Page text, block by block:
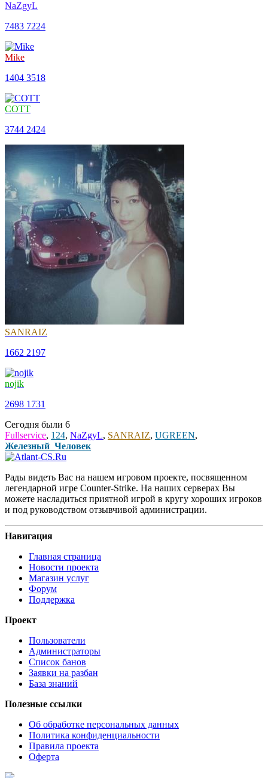
NaZgyL
7483 7224
Mike
1404 3518
COTT
3744 2424
SANRAIZ
1662 2197
nojik
2698 1731
Сегодня были 6
Fullservice, 124, NaZgyL, SANRAIZ, UGREEN,
Железный_Человек
Рады видеть Вас на нашем игровом проекте, посвященном
легендарной игре Counter-Strike. На наших серверах Вы
можете насладиться приятной игрой в кругу хороших игроков
и под руководством отзывчивой администрации.
Навигация
Главная страница
Новости проекта
Магазин услуг
Форум
Поддержка
Проект
Пользователи
Администраторы
Список банов
Заявки на разбан
База знаний
Полезные ссылки
Об обработке персональных данных
Политика конфиденциальности
Правила проекта
Оферта